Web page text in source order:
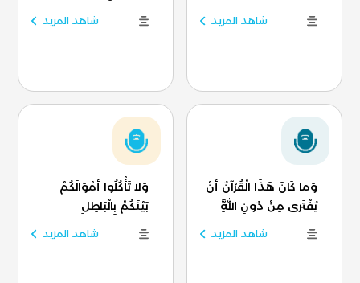
شاهد المزيد شاهد المزيد
وَمَا كَانَ هَذَا الْقُرْآنُ أَنْ
يُفْتَرَى مِنْ دُونِ اللَّهِ
شاهد المزيد
وَلا تَأْكُلُوا أَمْوَالَكُمْ
بَيْنَكُمْ بِالْبَاطِلِ
شاهد المزيد